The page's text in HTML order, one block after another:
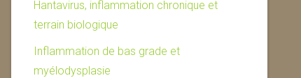
Hantavirus, inflammation chronique et
terrain biologique
Inflammation de bas grade et
myélodysplasie